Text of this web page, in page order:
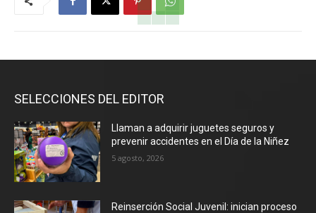
SELECCIONES DEL EDITOR
Llaman a adquirir juguetes seguros y
prevenir accidentes en el Día de la Niñez
5 agosto, 2026
Reinserción Social Juvenil: inician proceso